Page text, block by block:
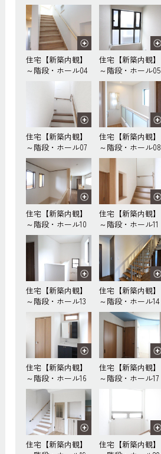
住宅【新築内観】
～階段・ホール04
住宅【新築内観】
～階段・ホール05
住宅【新築内観】
～階段・ホール07
住宅【新築内観】
～階段・ホール08
住宅【新築内観】
～階段・ホール10
住宅【新築内観】
～階段・ホール11
住宅【新築内観】
～階段・ホール13
住宅【新築内観】
～階段・ホール14
住宅【新築内観】
～階段・ホール16
住宅【新築内観】
～階段・ホール17
住宅【新築内観】
住宅【新築内観】